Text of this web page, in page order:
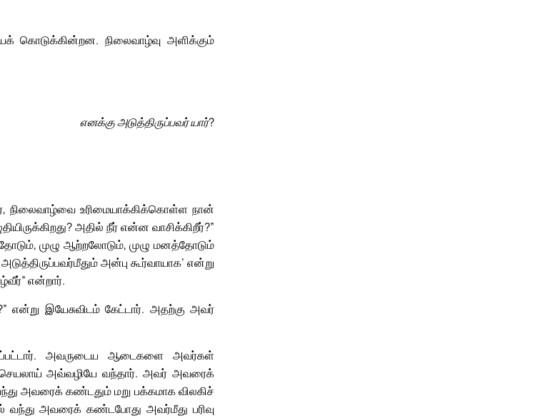
கொடுக்கின்றன. நிலைவாழ்வு அளிக்கும்
எனக்கு அடுத்திருப்பவர் யார்?
நிலைவாழ்வை உரிமையாக்கிக்கொள்ள நான்
அதில் நீர் என்ன வாசிக்கிறீர்?”
முழு ஆற்றலோடும், முழு மனத்தோடும்
அன்பு கூர்வாயாக’ என்று
என்றார்.
என்று இயேசுவிடம் கேட்டார். அதற்கு அவர்
அவருடைய ஆடைகளை அவர்கள்
அவ்வழியே வந்தார். அவர் அவரைக்
அவரைக் கண்டதும் மறு பக்கமாக விலகிச்
அவரைக் கண்டபோது அவர்மீது பரிவு